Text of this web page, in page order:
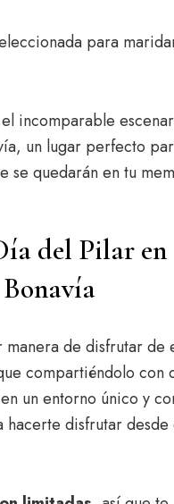
para
incomparable
un lugar perfecto
se quedarán en tu
del Pilar en
manera de disfrutar de
compartiéndolo con
un entorno único y
hacerte disfrutar